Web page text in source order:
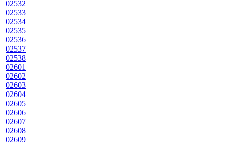
02532
02533
02534
02535
02536
02537
02538
02601
02602
02603
02604
02605
02606
02607
02608
02609